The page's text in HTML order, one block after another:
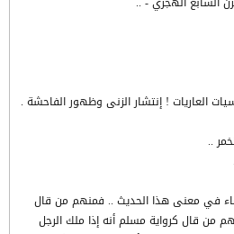
العاريات ! إنتشار الزنى وظهور الفاحشة .
..
في معنى هذا الحديث .. فمنهم من قال
من قال كرواية مسلم أنه إذا ملك الرجل